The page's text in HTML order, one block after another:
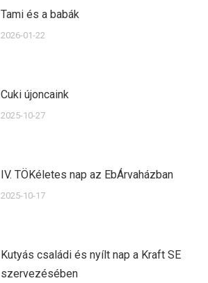
Tami és a babák
2026-01-22
Cuki újoncaink
2025-10-27
IV. TÖKéletes nap az EbÁrvaházban
2025-10-17
Kutyás családi és nyílt nap a Kraft SE
szervezésében